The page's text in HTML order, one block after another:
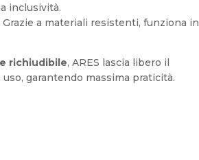
inclusività.
a materiali resistenti, funziona in
richiudibile, ARES lascia libero il
garantendo massima praticità.